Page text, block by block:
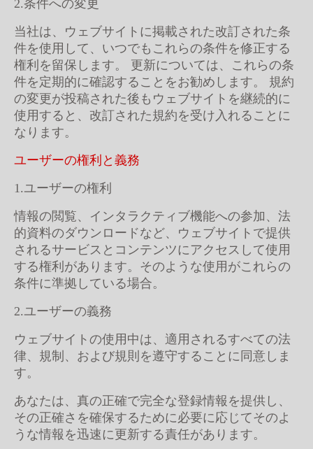
2.条件への変更
当社は、ウェブサイトに掲載された改訂された条
件を使用して、いつでもこれらの条件を修正する
権利を留保します。 更新については、これらの条
件を定期的に確認することをお勧めします。 規約
の変更が投稿された後もウェブサイトを継続的に
使用すると、改訂された規約を受け入れることに
なります。
ユーザーの権利と義務
1.ユーザーの権利
情報の閲覧、インタラクティブ機能への参加、法
的資料のダウンロードなど、ウェブサイトで提供
されるサービスとコンテンツにアクセスして使用
する権利があります。そのような使用がこれらの
条件に準拠している場合。
2.ユーザーの義務
ウェブサイトの使用中は、適用されるすべての法
律、規制、および規則を遵守することに同意しま
す。
あなたは、真の正確で完全な登録情報を提供し、
その正確さを確保するために必要に応じてそのよ
うな情報を迅速に更新する責任があります。